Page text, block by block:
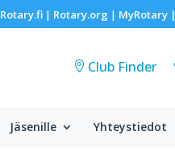
Rotary.fi| Rotary.org | MyRotary |
Club Finder
Jäsenille Yhteystiedot